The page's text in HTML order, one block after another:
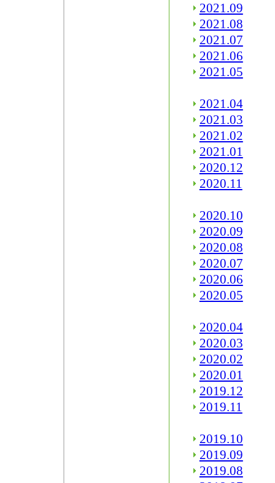
2021.09
2021.08
2021.07
2021.06
2021.05
2021.04
2021.03
2021.02
2021.01
2020.12
2020.11
2020.10
2020.09
2020.08
2020.07
2020.06
2020.05
2020.04
2020.03
2020.02
2020.01
2019.12
2019.11
2019.10
2019.09
2019.08